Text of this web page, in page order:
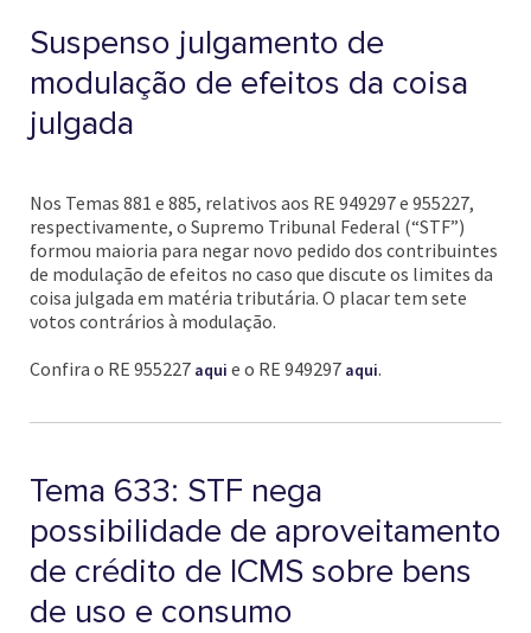
Suspenso julgamento de
modulação de efeitos da coisa
julgada
Nos Temas 881 e 885, relativos aos RE 949297 e 955227,
respectivamente, o Supremo Tribunal Federal (“STF”)
formou maioria para negar novo pedido dos contribuintes
de modulação de efeitos no caso que discute os limites da
coisa julgada em matéria tributária. O placar tem sete
votos contrários à modulação.
Confira o RE 955227 aqui e o RE 949297 aqui.
Tema 633: STF nega
possibilidade de aproveitamento
de crédito de ICMS sobre bens
de uso e consumo